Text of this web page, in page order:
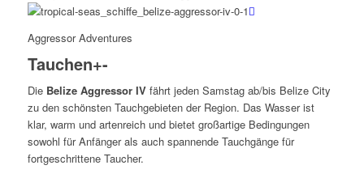
Aggressor Adventures
Tauchen+-
Die Belize Aggressor IVfährt jeden Samstag ab/bis Belize City
zu den schönsten Tauchgebieten der Region. Das Wasser ist
klar, warm und artenreich und bietet großartige Bedingungen
sowohl für Anfänger als auch spannende Tauchgänge für
fortgeschrittene Taucher.